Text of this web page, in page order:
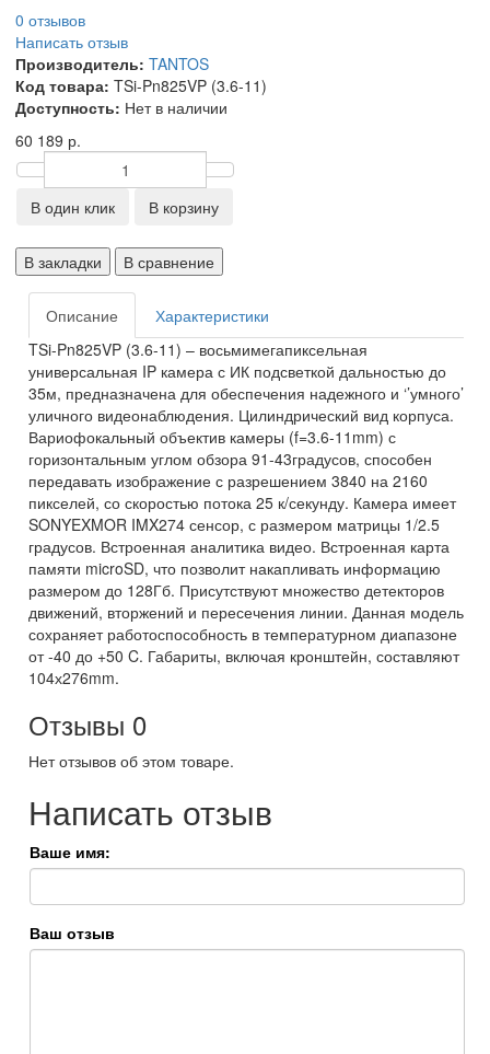
0 отзывов
Написать отзыв
Производитель: TANTOS
Код товара: TSi-Pn825VP (3.6-11)
Доступность: Нет в наличии
60 189 р.
В один клик В корзину
В закладки В сравнение
Описание
Характеристики
TSi-Pn825VP (3.6-11) – восьмимегапиксельная
универсальная IP камера с ИК подсветкой дальностью до
35м, предназначена для обеспечения надежного и ‘’умного’
уличного видеонаблюдения. Цилиндрический вид корпуса.
Вариофокальный объектив камеры (f=3.6-11mm) с
горизонтальным углом обзора 91-43градусов, способен
передавать изображение с разрешением 3840 на 2160
пикселей, со скоростью потока 25 к/секунду. Камера имеет
SONYEXMOR IMX274 сенсор, с размером матрицы 1/2.5
градусов. Встроенная аналитика видео. Встроенная карта
памяти microSD, что позволит накапливать информацию
размером до 128Гб. Присутствуют множество детекторов
движений, вторжений и пересечения линии. Данная модель
сохраняет работоспособность в температурном диапазоне
от -40 до +50 C. Габариты, включая кронштейн, составляют
104х276mm.
Отзывы 0
Нет отзывов об этом товаре.
Написать отзыв
Ваше имя:
Ваш отзыв